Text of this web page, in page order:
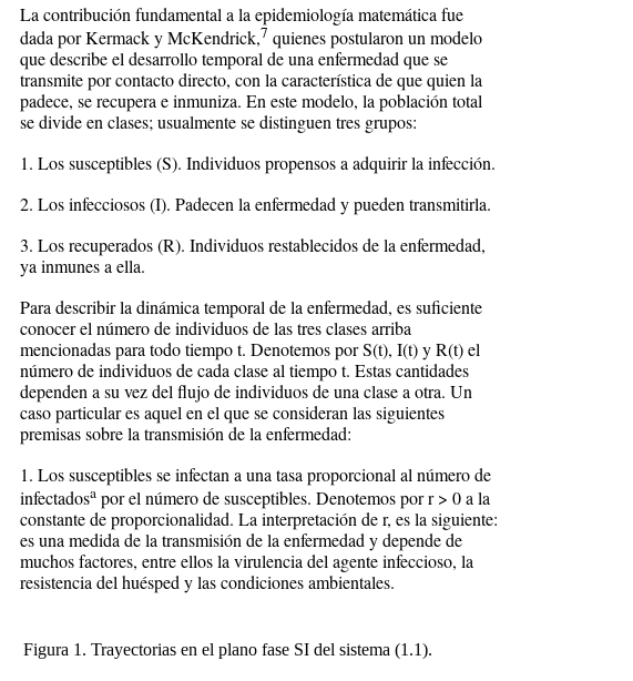
La contribución fundamental a la epidemiología matemática fue
dada por Kermack y McKendrick,7 quienes postularon un modelo
que describe el desarrollo temporal de una enfermedad que se
transmite por contacto directo, con la característica de que quien la
padece, se recupera e inmuniza. En este modelo, la población total
se divide en clases; usualmente se distinguen tres grupos:
1. Los susceptibles (S). Individuos propensos a adquirir la infección.
2. Los infecciosos (I). Padecen la enfermedad y pueden transmitirla.
3. Los recuperados (R). Individuos restablecidos de la enfermedad,
ya inmunes a ella.
Para describir la dinámica temporal de la enfermedad, es suficiente
conocer el número de individuos de las tres clases arriba
mencionadas para todo tiempo t. Denotemos por S(t), I(t) y R(t) el
número de individuos de cada clase al tiempo t. Estas cantidades
dependen a su vez del flujo de individuos de una clase a otra. Un
caso particular es aquel en el que se consideran las siguientes
premisas sobre la transmisión de la enfermedad:
1. Los susceptibles se infectan a una tasa proporcional al número de
infectadosa por el número de susceptibles. Denotemos por r > 0 a la
constante de proporcionalidad. La interpretación de r, es la siguiente:
es una medida de la transmisión de la enfermedad y depende de
muchos factores, entre ellos la virulencia del agente infeccioso, la
resistencia del huésped y las condiciones ambientales.
Figura 1. Trayectorias en el plano fase SI del sistema (1.1).